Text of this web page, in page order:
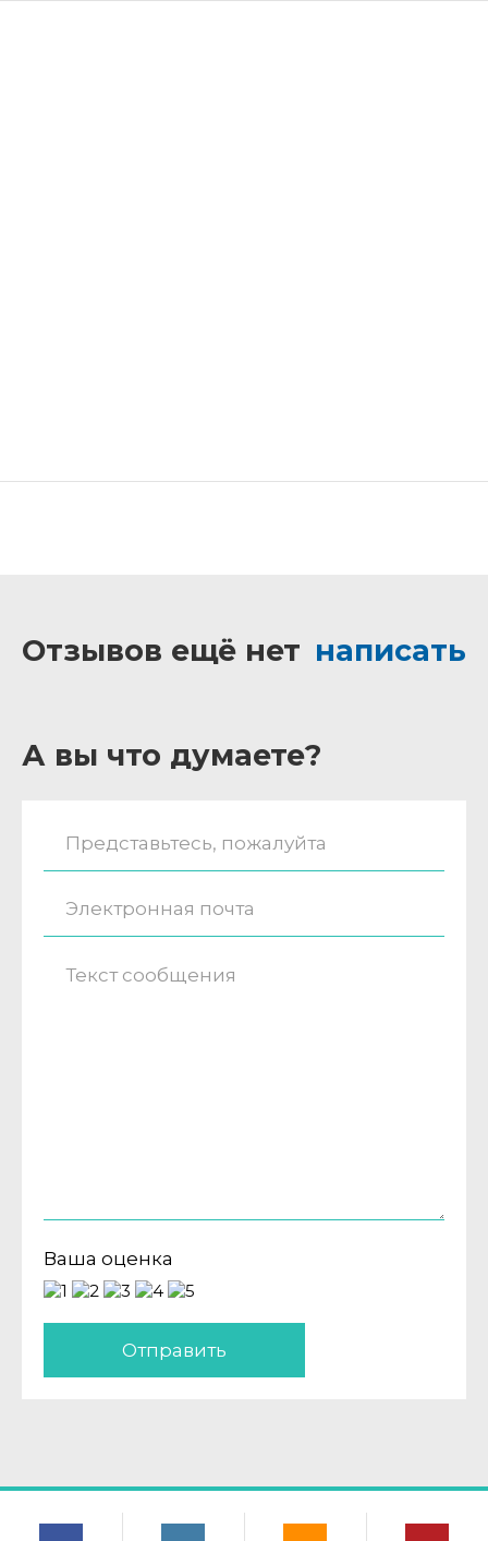
Отзывов ещё нет написать
А вы что думаете?
Ваша оценка
Отправить